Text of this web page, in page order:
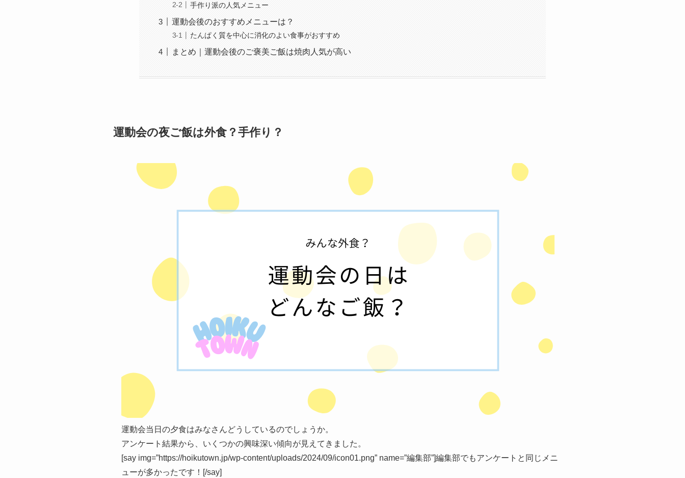
手作り派の人気メニュー
運動会後のおすすめメニューは？
たんぱく質を中心に消化のよい食事がおすすめ
まとめ｜運動会後のご褒美ご飯は焼肉人気が高い
運動会の夜ご飯は外食？手作り？
運動会当日の夕食はみなさんどうしているのでしょうか。
アンケート結果から、いくつかの興味深い傾向が見えてきました。
[say img=”https://hoikutown.jp/wp-content/uploads/2024/09/icon01.png” name=”編集部”]編集部でもアンケートと同じメニ
ューが多かったです！[/say]